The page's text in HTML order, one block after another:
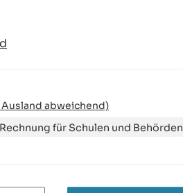
Ausland abweichend)
für Schulen und Behörden